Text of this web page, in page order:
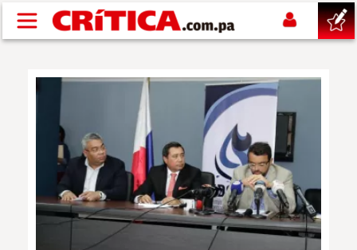
Pasar al contenido principal
NACIONAL
POLÍTICA